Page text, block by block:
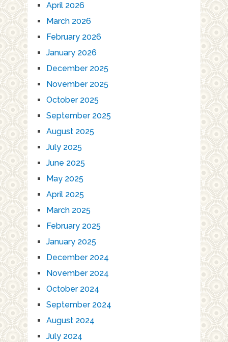
April 2026
March 2026
February 2026
January 2026
December 2025
November 2025
October 2025
September 2025
August 2025
July 2025
June 2025
May 2025
April 2025
March 2025
February 2025
January 2025
December 2024
November 2024
October 2024
September 2024
August 2024
July 2024